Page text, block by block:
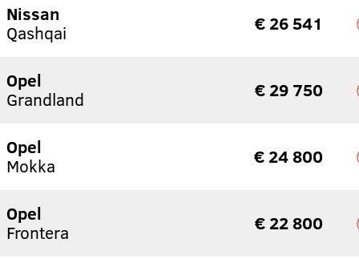
Nissan
Qashqai
€ 26 541
Opel
Grandland
€ 29 750
Opel
Mokka
€ 24 800
Opel
Frontera
€ 22 800